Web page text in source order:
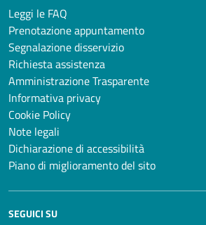
Leggi le FAQ
Prenotazione appuntamento
Segnalazione disservizio
Richiesta assistenza
Amministrazione Trasparente
Informativa privacy
Cookie Policy
Note legali
Dichiarazione di accessibilità
Piano di miglioramento del sito
SEGUICI SU